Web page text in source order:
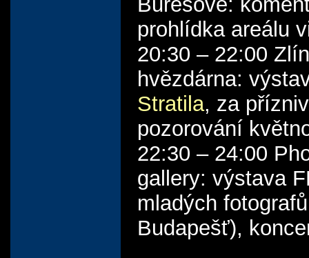
prohlídka areálu
20:30 – 22:00
hvězdárna:
Stratila, za
pozorování
22:30 – 24:00
gallery: výstava
mladých
Budapešť),